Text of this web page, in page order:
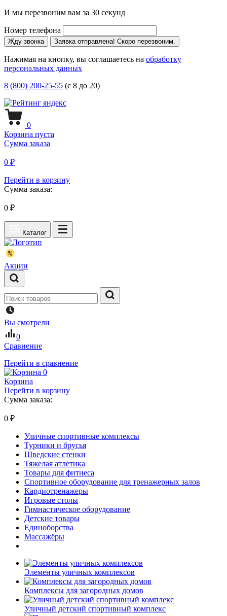
И мы перезвоним вам за 30 секунд
Номер телефона
Жду звонка Заявка отправлена! Скоро перезвоним.
Нажимая на кнопку, вы соглашаетесь на обработку
персональных данных
8 (800) 200-25-55 (с 8 до 20)
0
Корзина пуста
Сумма заказа
0 ₽
Перейти в корзину
Сумма заказа:
0 ₽
Каталог
Акции
Вы смотрели
0
Сравнение
Перейти в сравнение
0
Корзина
Перейти в корзину
Сумма заказа:
0 ₽
Уличные спортивные комплексы
Турники и брусья
Шведские стенки
Тяжелая атлетика
Товары для фитнеса
Спортивное оборудование для тренажерных залов
Кардиотренажеры
Игровые столы
Гимнастическое оборудование
Детские товары
Единоборства
Массажёры
Элементы уличных комплексов
Комплексы для загородных домов
Уличный детский спортивный комплекс